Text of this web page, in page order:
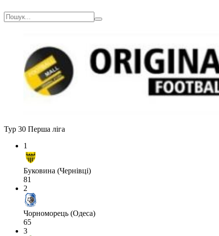
Тур 30 Перша ліга
1
Буковина (Чернівці)
81
2
Чорноморець (Одеса)
65
3